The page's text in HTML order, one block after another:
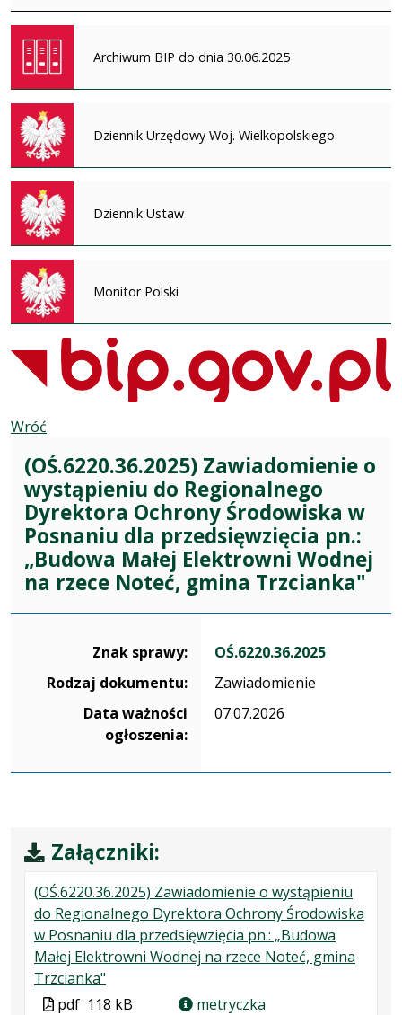
Archiwum BIP do dnia 30.06.2025
Dziennik Urzędowy Woj. Wielkopolskiego
Dziennik Ustaw
Monitor Polski
Wróć
(OŚ.6220.36.2025) Zawiadomienie o
wystąpieniu do Regionalnego
Dyrektora Ochrony Środowiska w
Posnaniu dla przedsięwzięcia pn.:
„Budowa Małej Elektrowni Wodnej
na rzece Noteć, gmina Trzcianka"
Znak sprawy:
OŚ.6220.36.2025
Rodzaj dokumentu:
Zawiadomienie
Data ważności
ogłoszenia:
07.07.2026
Załączniki:
(OŚ.6220.36.2025) Zawiadomienie o wystąpieniu
do Regionalnego Dyrektora Ochrony Środowiska
w Posnaniu dla przedsięwzięcia pn.: „Budowa
Małej Elektrowni Wodnej na rzece Noteć, gmina
Trzcianka"
Plik
Rozmiar
Otwiera
Plik
pdf 118 kB metryczka